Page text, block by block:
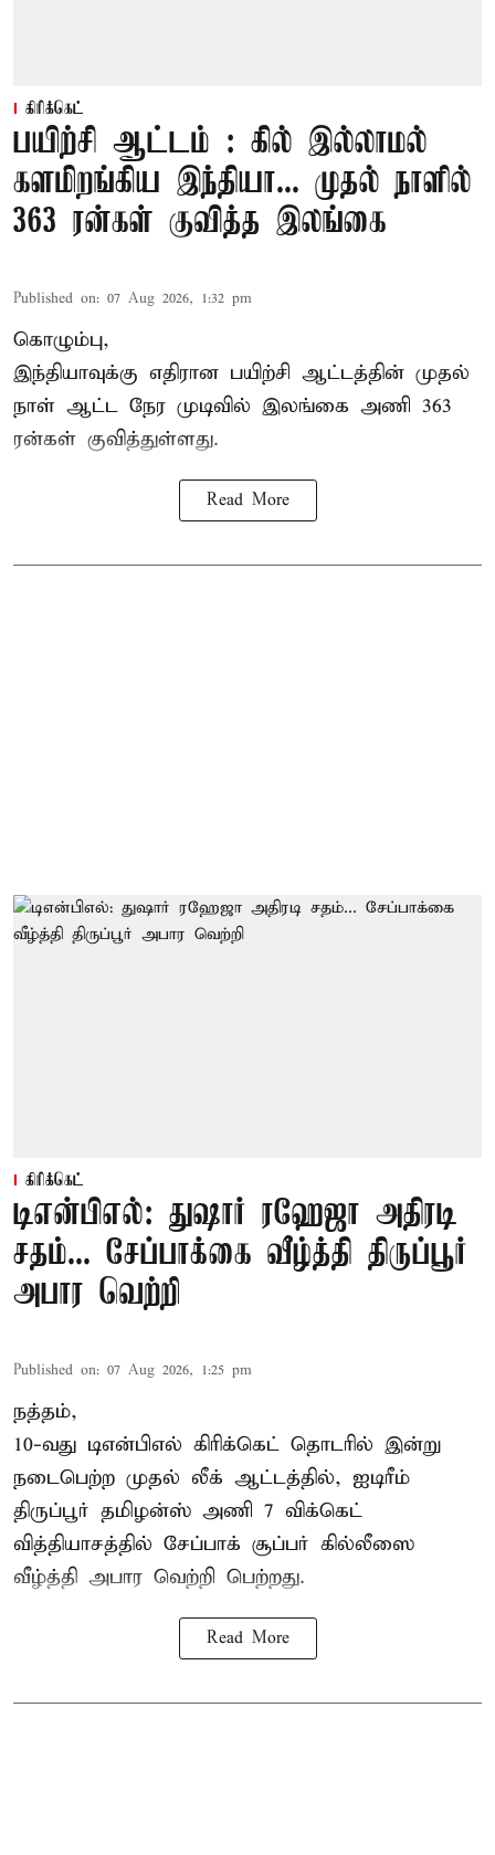
கிரிக்கெட்
பயிற்சி ஆட்டம் : கில் இல்லாமல்
களமிறங்கிய இந்தியா... முதல் நாளில்
363 ரன்கள் குவித்த இலங்கை
Published on: 07 Aug 2026, 1:32 pm
கொழும்பு,
இந்தியாவுக்கு எதிரான பயிற்சி ஆட்டத்தின் முதல்
நாள் ஆட்ட நேர முடிவில் இலங்கை அணி 363
ரன்கள் குவித்துள்ளது.
Read More
கிரிக்கெட்
டிஎன்பிஎல்: துஷார் ரஹேஜா அதிரடி
சதம்... சேப்பாக்கை வீழ்த்தி திருப்பூர்
அபார வெற்றி
Published on: 07 Aug 2026, 1:25 pm
நத்தம்,
10-வது டிஎன்பிஎல் கிரிக்கெட் தொடரில் இன்று
நடைபெற்ற முதல் லீக் ஆட்டத்தில், ஐடிரீம்
திருப்பூர் தமிழன்ஸ் அணி 7 விக்கெட்
வித்தியாசத்தில் சேப்பாக் சூப்பர் கில்லீஸை
வீழ்த்தி அபார வெற்றி பெற்றது.
Read More